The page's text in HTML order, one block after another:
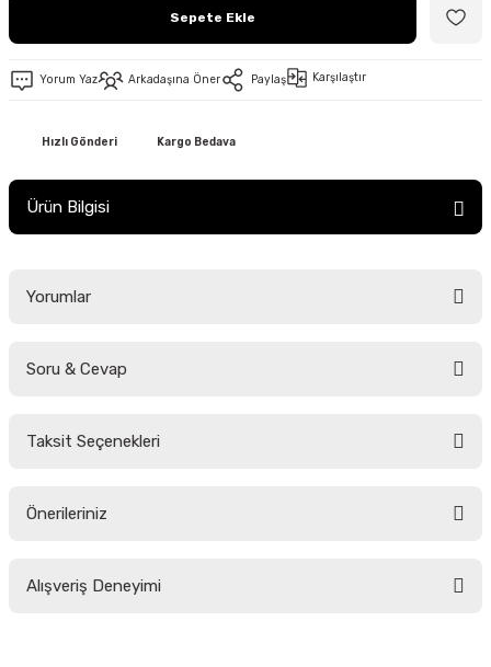
Sepete Ekle
Yorum Yaz Arkadaşına Öner Paylaş Karşılaştır
Hızlı Gönderi Kargo Bedava
Ürün Bilgisi
Yorumlar
Soru & Cevap
Taksit Seçenekleri
Önerileriniz
yetersiz gördüğünüz noktaları öneri formunu kullanarak tarafımıza
Alışveriş Deneyimi